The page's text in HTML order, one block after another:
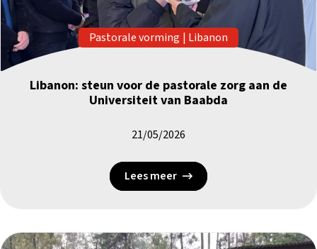
Pastorale vorming | Libanon
Libanon: steun voor de pastorale zorg aan de
Universiteit van Baabda
21/05/2026
Lees meer